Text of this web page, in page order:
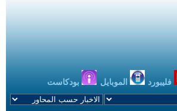
فليبورد الموبايل بودكاست